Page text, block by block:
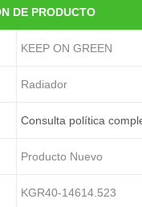
DE PRODUCTO
KEEP ON GREEN
Radiador
Consulta política
Producto Nuevo
KGR40-14614.523